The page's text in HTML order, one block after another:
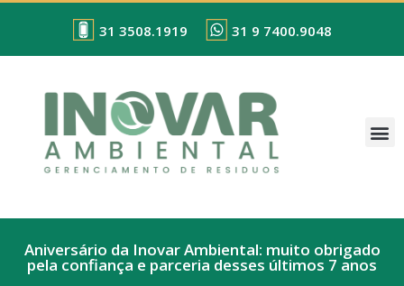
31 3508.1919 31 9 7400.9048
Aniversário da Inovar Ambiental: muito obrigado
pela confiança e parceria desses últimos 7 anos